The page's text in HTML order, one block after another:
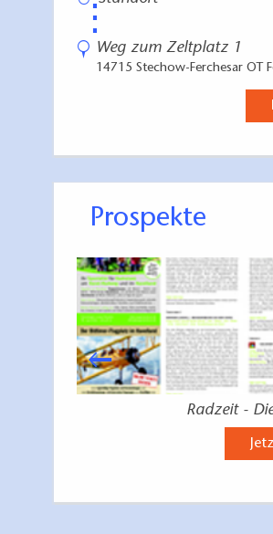
⋮
Weg zum Zeltplatz 1
14715 Stechow-Ferchesar OT
Prospekte
Radzeit -